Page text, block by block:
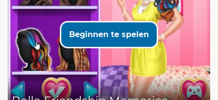
Beginnen te spelen